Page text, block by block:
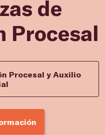
de
Procesal
Procesal y Auxilio